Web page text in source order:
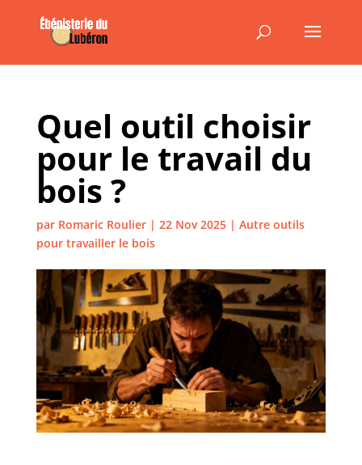
Quel outil choisir
pour le travail du
bois ?
par Romaric Roulier| 22 Nov 2025| Autre outils
pour travailler le bois